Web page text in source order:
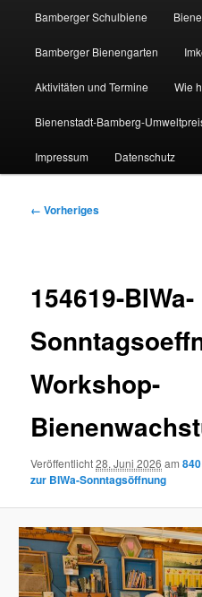
Bamberger Schulbiene
Bamberger Bienengarten
Aktivitäten und Termine Wie
Bienenstadt-Bamberg-
Impressum Datenschutz
Bilder-
← Vorheriges
154619-BIWa-
Workshop-
Veröffentlicht28. Juni 2026 am
zur BIWa-Sonntagsöffnung